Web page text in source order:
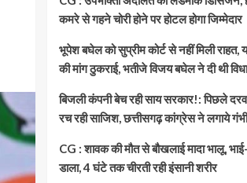
कमरे से गहने चोरी होने पर होटल होगा जिम्मेदार
भूपेश बघेल को सुप्रीम कोर्ट से नहीं मिली राहत,
की मांग ठुकराई, भतीजे विजय बघेल ने दी थी
बिजली कंपनी बेच रही साय सरकार!: पिछले
रच रही साजिश, छत्तीसगढ़ कांग्रेस ने लगाये
CG : शावक की मौत से बौखलाई मादा भालू,
डाला, 4 घंटे तक चीरती रही इंसानी शरीर